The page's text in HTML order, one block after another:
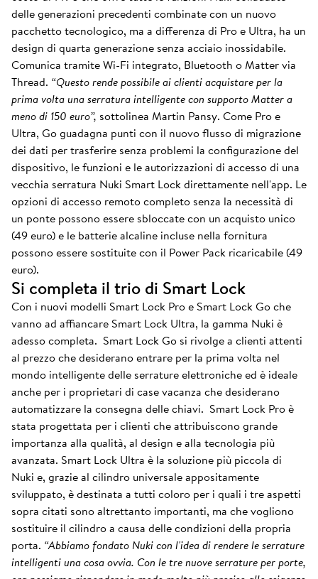
delle generazioni precedenti combinate con un nuovo
pacchetto tecnologico, ma a differenza di Pro e Ultra, ha un
design di quarta generazione senza acciaio inossidabile.
Comunica tramite Wi-Fi integrato, Bluetooth o Matter via
Thread. “Questo rende possibile ai clienti acquistare per la
prima volta una serratura intelligente con supporto Matter a
meno di 150 euro”, sottolinea Martin Pansy. Come Pro e
Ultra, Go guadagna punti con il nuovo flusso di migrazione
dei dati per trasferire senza problemi la configurazione del
dispositivo, le funzioni e le autorizzazioni di accesso di una
vecchia serratura Nuki Smart Lock direttamente nell'app. Le
opzioni di accesso remoto completo senza la necessità di
un ponte possono essere sbloccate con un acquisto unico
(49 euro) e le batterie alcaline incluse nella fornitura
possono essere sostituite con il Power Pack ricaricabile (49
euro).
Si completa il trio di Smart Lock
Con i nuovi modelli Smart Lock Pro e Smart Lock Go che
vanno ad affiancare Smart Lock Ultra, la gamma Nuki è
adesso completa. Smart Lock Go si rivolge a clienti attenti
al prezzo che desiderano entrare per la prima volta nel
mondo intelligente delle serrature elettroniche ed è ideale
anche per i proprietari di case vacanza che desiderano
automatizzare la consegna delle chiavi. Smart Lock Pro è
stata progettata per i clienti che attribuiscono grande
importanza alla qualità, al design e alla tecnologia più
avanzata. Smart Lock Ultra è la soluzione più piccola di
Nuki e, grazie al cilindro universale appositamente
sviluppato, è destinata a tutti coloro per i quali i tre aspetti
sopra citati sono altrettanto importanti, ma che vogliono
sostituire il cilindro a causa delle condizioni della propria
porta. “Abbiamo fondato Nuki con l'idea di rendere le serrature
intelligenti una cosa ovvia. Con le tre nuove serrature per porte,